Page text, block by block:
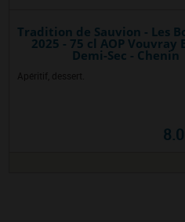
Tradition de Sauvion - Les
2025 - 75 cl AOP Vouvray
Demi-Sec - Chenin